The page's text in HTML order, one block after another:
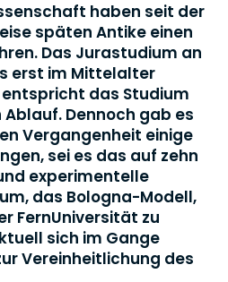
haben seit der
späten Antike einen
Das Jurastudium an
erst im Mittelalter
entspricht das Studium
Dennoch gab es
Vergangenheit einige
sei es das auf zehn
experimentelle
das Bologna-Modell,
FernUniversität zu
sich im Gange
Vereinheitlichung des